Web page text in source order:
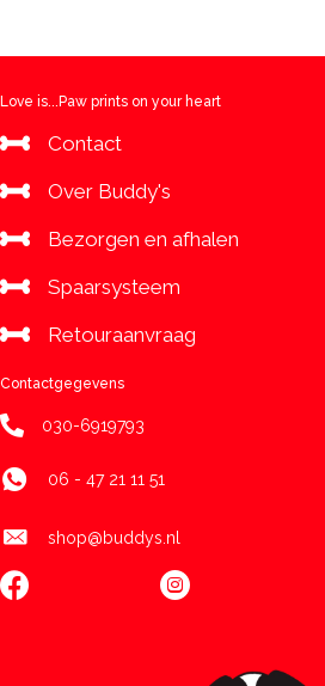
Love is...Paw prints on your heart
Contact
Over Buddy's
Bezorgen en afhalen
Spaarsysteem
Retouraanvraag
Contactgegevens
030-6919793
06 - 47 21 11 51
shop@buddys.nl